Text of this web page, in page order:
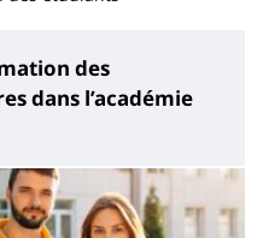
des
dans l’académie